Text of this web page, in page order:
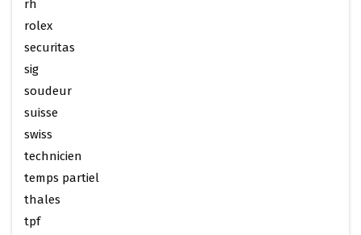
rh
rolex
securitas
sig
soudeur
suisse
swiss
technicien
temps partiel
thales
tpf